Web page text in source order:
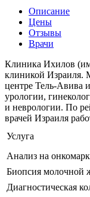
Описание
Цены
Отзывы
Врачи
Клиника Ихилов
клиникой Израиля.
центре Тель-Авива
урологии,
и неврологии. По
врачей Израиля
Услуга
Анализ на
Биопсия молочной
Диагностическая